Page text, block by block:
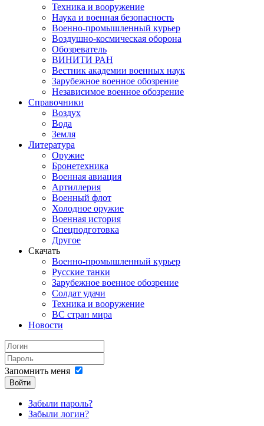
Техника и вооружение
Наука и военная безопасность
Военно-промышленный курьер
Воздушно-космическая оборона
Обозреватель
ВИНИТИ РАН
Вестник академии военных наук
Зарубежное военное обозрение
Независимое военное обозрение
Справочники
Воздух
Вода
Земля
Литература
Оружие
Бронетехника
Военная авиация
Артиллерия
Военный флот
Холодное оружие
Военная история
Спецподготовка
Другое
Скачать
Военно-промышленный курьер
Русские танки
Зарубежное военное обозрение
Солдат удачи
Техника и вооружение
ВС стран мира
Новости
Запомнить меня
Войти
Забыли пароль?
Забыли логин?